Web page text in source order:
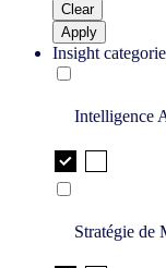
Clear
Apply
Insight
Intelligence
Stratégie de